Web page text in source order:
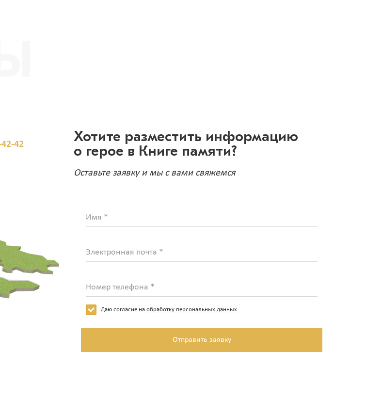
42-42
Хотите разместить информацию
о герое в Книге памяти?
Оставьте заявку и мы с вами свяжемся
Имя *
Электронная почта *
Номер телефона *
Даю согласие на обработку персональных данных
Отправить заявку